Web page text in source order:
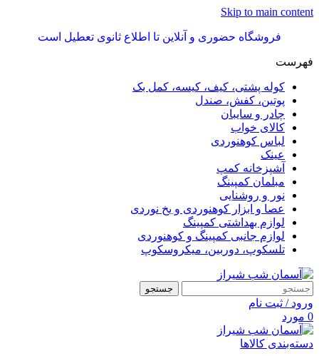
Skip to main content
فروشگاه حضوری و آنلاین تا اطلاع ثانوی تعطیل است
فهرست
کوله پشتی، کیف، کیسه، کمل بک
پوتین، کفش، صندل
چادر و سایبان
کالای خواب
لباس کوهنوردی
عینک
آشپزخانه کمپ
مبلمان کمپینگ
نور و روشنایی
عصا و ابزار کوهنوردی و یخ نوردی
لوازم بهداشتی کمپینگ
لوازم جانبی کمپینگ و کوهنوردی
تلسکوپ، دوربین، میکروسکوپ
جستجو
ورود / ثبت نام
0 مورد
دسته‌بندی کالاها